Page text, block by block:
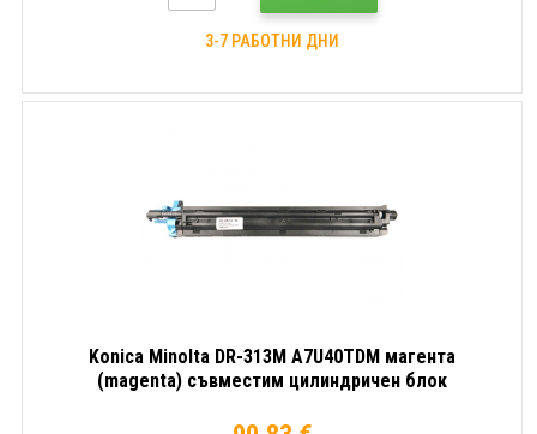
3-7 РАБОТНИ ДНИ
Konica Minolta DR-313M A7U40TDM магента
(magenta) съвместим цилиндричен блок